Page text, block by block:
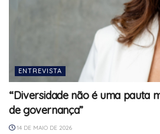
ENTREVISTA
“Diversidade não é uma pauta
de governança”
14 DE MAIO DE 2026